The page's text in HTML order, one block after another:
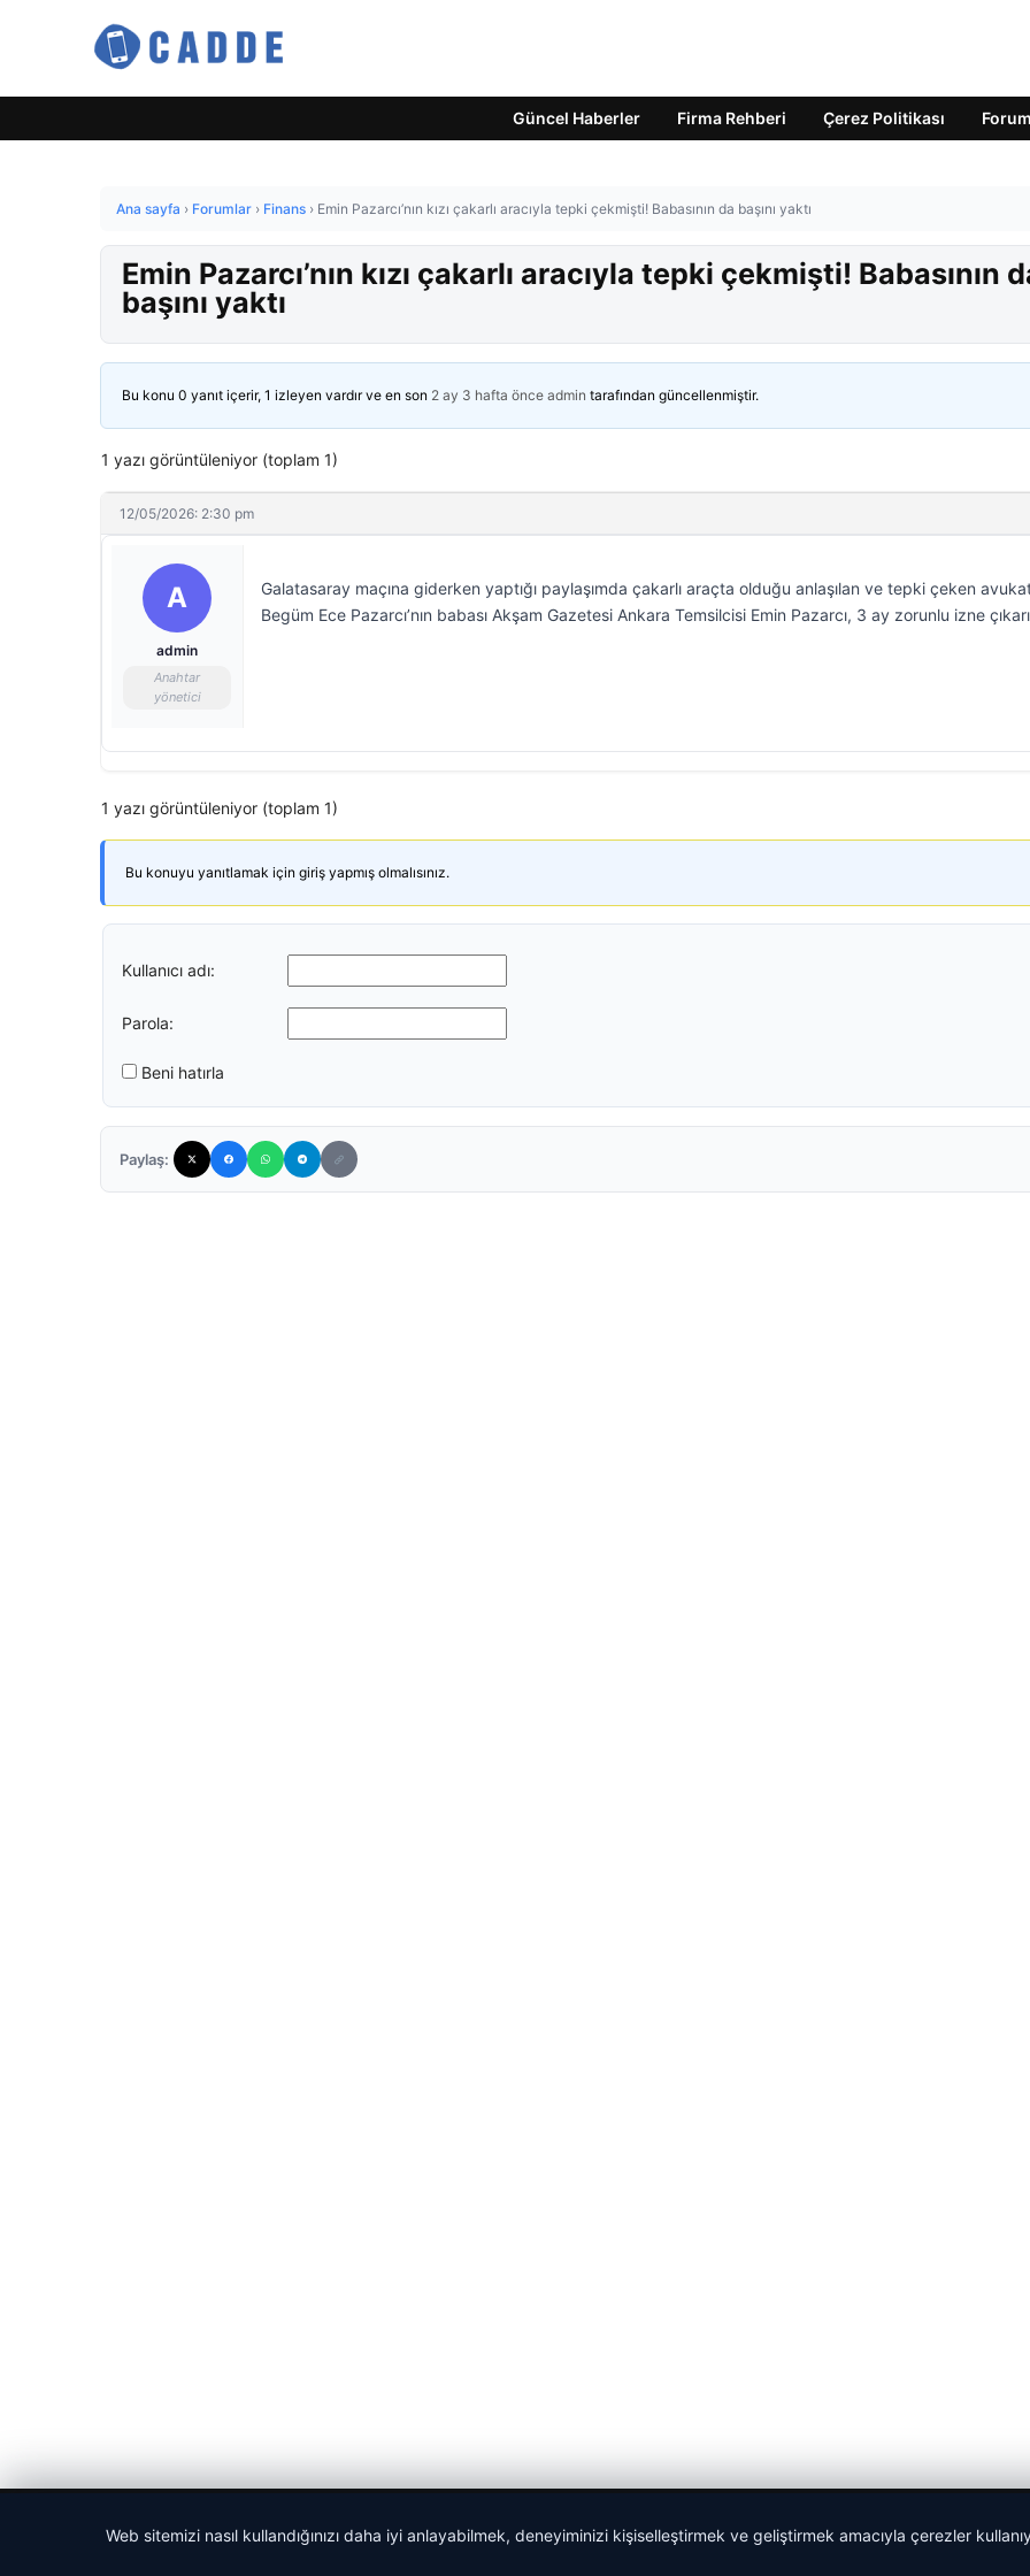
Güncel Haberler Firma Rehberi Çerez Politikası Forum
Ana sayfa › Forumlar › Finans › Emin Pazarcı’nın kızı çakarlı aracıyla tepki çekmişti! Babasının da başını yaktı
Emin Pazarcı’nın kızı çakarlı aracıyla tepki çekmişti! Babasının
başını yaktı
Bu konu 0 yanıt içerir, 1 izleyen vardır ve en son 2 ay 3 hafta önce admin tarafından güncellenmiştir.
1 yazı görüntüleniyor (toplam 1)
12/05/2026: 2:30 pm
A
admin
Anahtar
yönetici
Galatasaray maçına giderken yaptığı paylaşımda çakarlı araçta olduğu anlaşılan ve tepki çeken
Begüm Ece Pazarcı’nın babası Akşam Gazetesi Ankara Temsilcisi Emin Pazarcı, 3 ay zorunlu izne
1 yazı görüntüleniyor (toplam 1)
Bu konuyu yanıtlamak için giriş yapmış olmalısınız.
Kullanıcı adı:
Parola:
Beni hatırla
Paylaş:
Web sitemizi nasıl kullandığınızı daha iyi anlayabilmek, deneyiminizi kişiselleştirmek ve geliştirmek amacıyla çerezler